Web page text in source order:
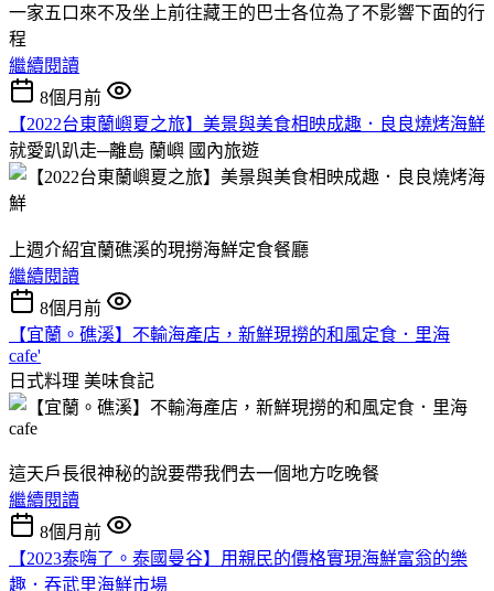
一家五口來不及坐上前往藏王的巴士各位為了不影響下面的行
程
繼續閱讀
8個月前
【2022台東蘭嶼夏之旅】美景與美食相映成趣．良良燒烤海鮮
就愛趴趴走─離島 蘭嶼 國內旅遊
上週介紹宜蘭礁溪的現撈海鮮定食餐廳
繼續閱讀
8個月前
【宜蘭。礁溪】不輸海產店，新鮮現撈的和風定食．里海
cafe'
日式料理 美味食記
這天戶長很神秘的說要帶我們去一個地方吃晚餐
繼續閱讀
8個月前
【2023泰嗨了。泰國曼谷】用親民的價格實現海鮮富翁的樂
趣．吞武里海鮮市場